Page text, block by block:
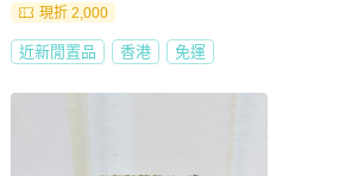
現折 2,000
近新閒置品 香港 免運